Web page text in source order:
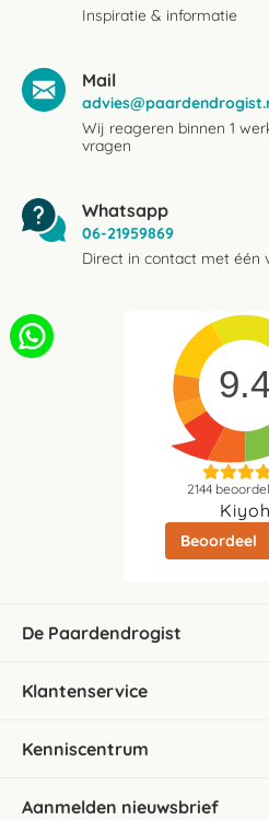
Inspiratie & informatie
Mail
Wij reageren binnen 1
vragen
Whatsapp
06-21959869
Direct in contact met één
2144
Kiyoh
Beoordeel
De Paardendrogist
Klantenservice
Kenniscentrum
Aanmelden nieuwsbrief